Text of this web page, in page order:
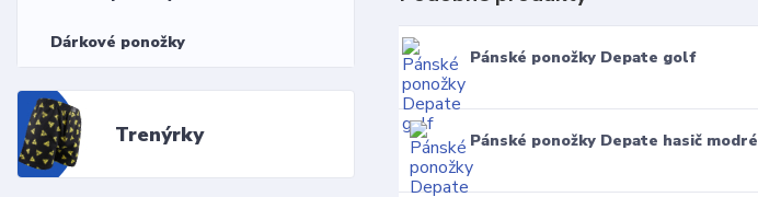
Dárkové ponožky
Trenýrky
Pánské ponožky Depate golf
Pánské ponožky Depate hasič modré